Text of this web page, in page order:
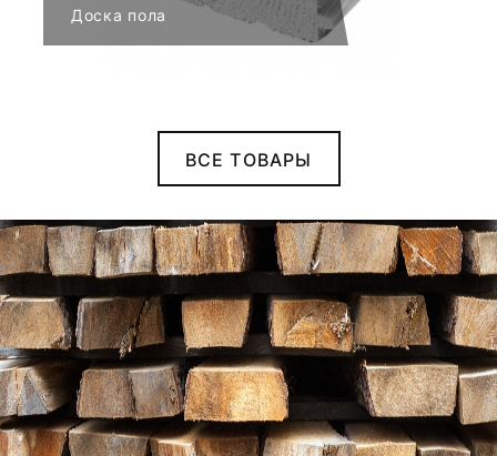
Доска пола
ВСЕ ТОВАРЫ